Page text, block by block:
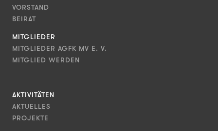
VORSTAND
BEIRAT
MITGLIEDER
MITGLIEDER AGFK MV E. V.
MITGLIED WERDEN
AKTIVITÄTEN
AKTUELLES
PROJEKTE